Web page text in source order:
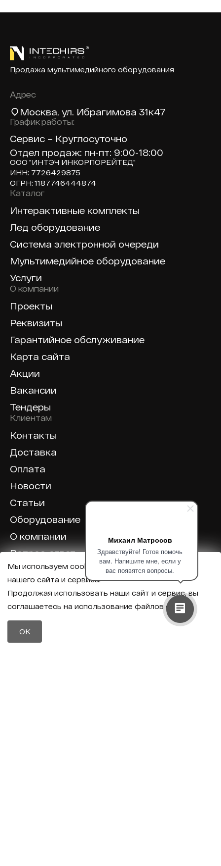
Михаил Матросов
Здравствуйте! Готов помочь
вам. Напишите мне, если у
вас появятся вопросы.
Продажа мультимедийного оборудования
Адрес
Москва, ул. Ибрагимова 31к47
График работы:
Сервис – Круглосуточно
Отдел продаж: пн-пт: 9:00-18:00
ООО "ИНТЭЧ ИНКОРПОРЕЙТЕД"
ИНН: 7726429875
ОГРН: 1187746444874
Доп навигация по сайту
Каталог
Интерактивные комплекты
Лед оборудование
Система электронной очереди
Мультимедийное оборудование
Услуги
О компании
Проекты
Реквизиты
Гарантийное обслуживание
Карта сайта
Акции
Вакансии
Тендеры
Клиентам
Контакты
Доставка
Оплата
Новости
Статьи
Оборудование
О компании
Вопрос-ответ
Отзывы
Политика конфиденциальности
Политика обработки персональных данных
8 (800) 600-40-37
Мы используем cookie для корректной работы
нашего сайта и сервиса.
Продолжая использовать наши сайт и сервис, вы
соглашаетесь на использование файлов cookie.
OK